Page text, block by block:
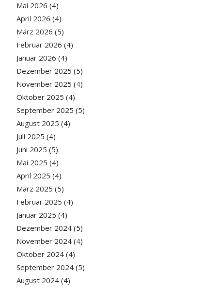
Mai 2026 (4)
April 2026 (4)
März 2026 (5)
Februar 2026 (4)
Januar 2026 (4)
Dezember 2025 (5)
November 2025 (4)
Oktober 2025 (4)
September 2025 (5)
August 2025 (4)
Juli 2025 (4)
Juni 2025 (5)
Mai 2025 (4)
April 2025 (4)
März 2025 (5)
Februar 2025 (4)
Januar 2025 (4)
Dezember 2024(5)
November 2024(4)
Oktober 2024(4)
September 2024(5)
August 2024(4)